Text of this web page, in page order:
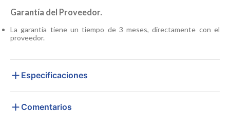
Garantía del Proveedor.
La garantía tiene un tiempo de 3 meses, directamente con el
proveedor.
Especificaciones
Comentarios